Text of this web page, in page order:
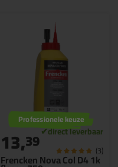
Frencken Nova Col D4 1k
Professionele keuze
13,39 (3)